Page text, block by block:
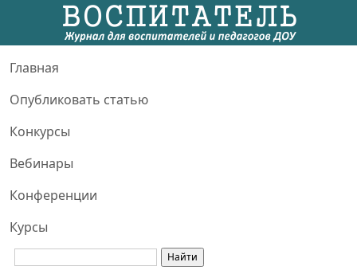
Главная
Опубликовать статью
Конкурсы
Вебинары
Конференции
Курсы